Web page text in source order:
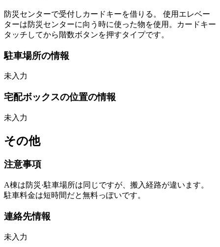
防災センターで受付しカードキーを借りる。
使用エレベー
ターは防災センターに向う時に使った物を使用。カードキー
タッチしてから階数ボタンを押すタイプです。
駐車場所の情報
未入力
宅配ボックスの位置の情報
未入力
その他
注意事項
A棟は防災·駐車場所は同じですが、搬入経路が違います。
駐車料金は短時間だと無料っぽいです。
連絡先情報
未入力